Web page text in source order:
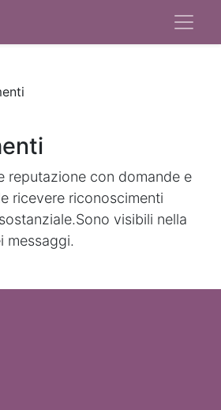
reputazione con domande e
ricevere riconoscimenti
Sono visibili nella
messaggi.